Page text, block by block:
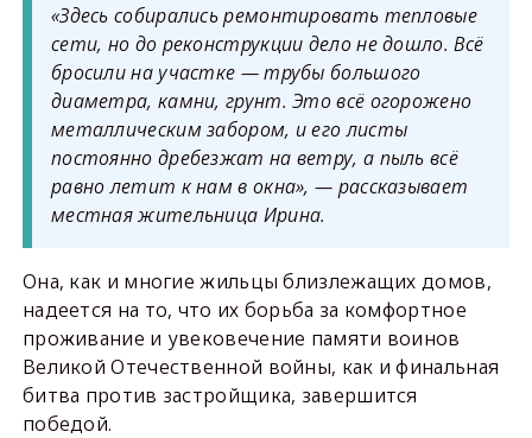
«Здесь собирались ремонтировать тепловые
сети, но до реконструкции дело не дошло. Всё
бросили на участке — трубы большого
диаметра, камни, грунт. Это всё огорожено
металлическим забором, и его листы
постоянно дребезжат на ветру, а пыль всё
равно летит к нам в окна», — рассказывает
местная жительница Ирина.
Она, как и многие жильцы близлежащих домов,
надеется на то, что их борьба за комфортное
проживание и увековечение памяти воинов
Великой Отечественной войны, как и финальная
битва против застройщика, завершится
победой.